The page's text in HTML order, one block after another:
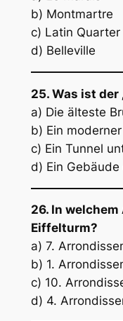
b) Montmartre
c) Latin Quarter
d) Belleville
25. Was ist der
a) Die älteste
b) Ein
c) Ein Tunnel
d) Ein
26. In
Eiffelturm?
a) 7.
b) 1.
c) 10.
d) 4.